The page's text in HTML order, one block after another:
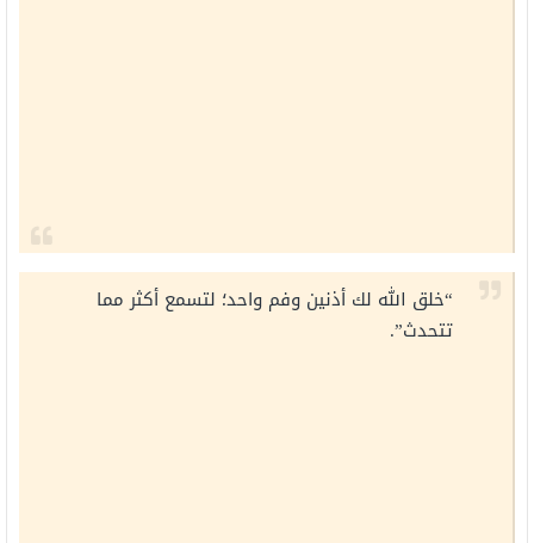
“خلق الله لك أذنين وفم واحد؛ لتسمع أكثر مما
تتحدث”.